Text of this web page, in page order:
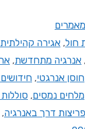
חול,אגירה קהילתית
, אנרגיה מתחדשת,
חוסן אנרגטי,
מלחים נמסים,
פריצות דרך באנרגיה,